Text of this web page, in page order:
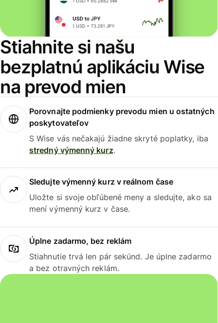
Stiahnite si našu
bezplatnú aplikáciu Wise
na prevod mien
Porovnajte podmienky prevodu mien u ostatných
poskytovateľov
S Wise vás nečakajú žiadne skryté poplatky, iba
stredný výmenný kurz.
Sledujte výmenný kurz v reálnom čase
Uložte si svoje obľúbené meny a sledujte, ako sa
mení výmenný kurz v čase.
Úplne zadarmo, bez reklám
Stiahnutie trvá len pár sekúnd. Je úplne zadarmo
a bez otravných reklám.